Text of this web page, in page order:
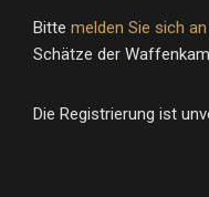
Bitte melden Sie sich an
Schätze der
Die Registrierung ist